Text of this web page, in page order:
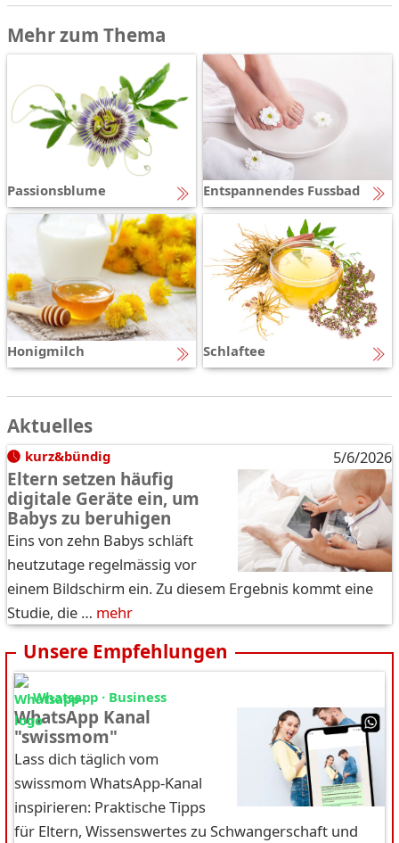
Mehr zum Thema
Passionsblume Entspannendes Fussbad
Honigmilch Schlaftee
Aktuelles
kurz&bündig 5/6/2026
Eltern setzen häufig
digitale Geräte ein, um
Babys zu beruhigen
Eins von zehn Babys schläft
heutzutage regelmässig vor
einem Bildschirm ein. Zu diesem Ergebnis kommt eine
Studie, die … mehr
Unsere Empfehlungen
Whatsapp · Business
WhatsApp Kanal
"swissmom"
Lass dich täglich vom
swissmom WhatsApp-Kanal
inspirieren: Praktische Tipps
für Eltern, Wissenswertes zu Schwangerschaft und